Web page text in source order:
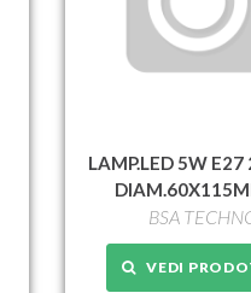
LAMP.LED 5W
BSA
VEDI